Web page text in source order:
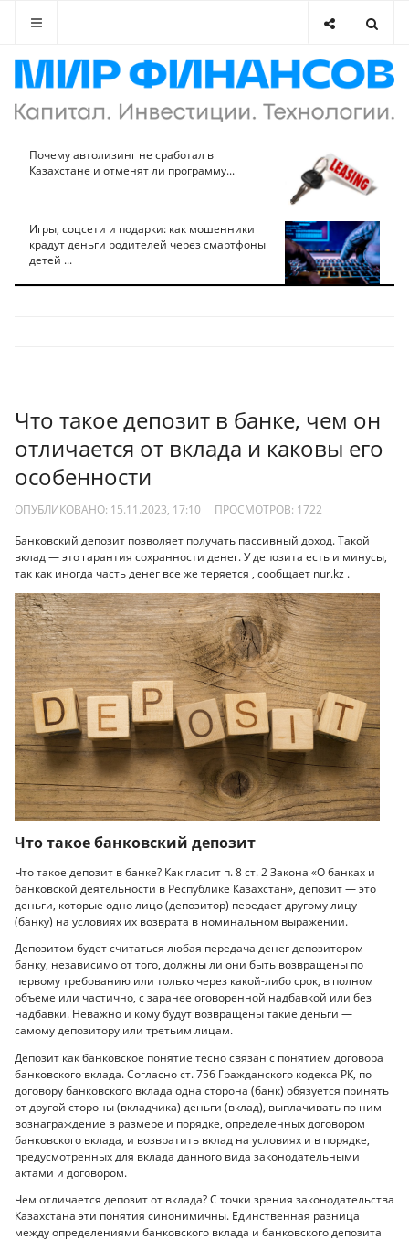
Почему автолизинг не сработал в
Казахстане и отменят ли программу...
Игры, соцсети и подарки: как мошенники
крадут деньги родителей через смартфоны
детей ...
Что такое депозит в банке, чем он
отличается от вклада и каковы его
особенности
ОПУБЛИКОВАНО: 15.11.2023, 17:10 ПРОСМОТРОВ: 1722
Банковский депозит позволяет получать пассивный доход. Такой
вклад — это гарантия сохранности денег. У депозита есть и минусы,
так как иногда часть денег все же теряется , сообщает nur.kz .
Что такое банковский депозит
Что такое депозит в банке? Как гласит п. 8 ст. 2 Закона «О банках и
банковской деятельности в Республике Казахстан», депозит — это
деньги, которые одно лицо (депозитор) передает другому лицу
(банку) на условиях их возврата в номинальном выражении.
Депозитом будет считаться любая передача денег депозитором
банку, независимо от того, должны ли они быть возвращены по
первому требованию или только через какой-либо срок, в полном
объеме или частично, с заранее оговоренной надбавкой или без
надбавки. Неважно и кому будут возвращены такие деньги —
самому депозитору или третьим лицам.
Депозит как банковское понятие тесно связан с понятием договора
банковского вклада. Согласно ст. 756 Гражданского кодекса РК, по
договору банковского вклада одна сторона (банк) обязуется принять
от другой стороны (вкладчика) деньги (вклад), выплачивать по ним
вознаграждение в размере и порядке, определенных договором
банковского вклада, и возвратить вклад на условиях и в порядке,
предусмотренных для вклада данного вида законодательными
актами и договором.
Чем отличается депозит от вклада? С точки зрения законодательства
Казахстана эти понятия синонимичны. Единственная разница
между определениями банковского вклада и банковского депозита